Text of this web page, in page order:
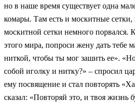
но в наше время существует одна
комары. Там есть и москитные сетки,
москитной сетки немного порвался.
этого мира, попроси жену дать тебе
ниткой, чтобы ты мог зашить ее». «Но
собой иголку и нитку?» – спросил
ему посвящение и стал повторять
сказал: «Повторяй это, и твоя жизнь